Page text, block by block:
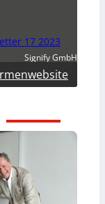
17 2023
Signify GmbH